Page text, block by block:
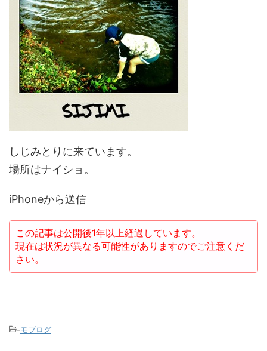
しじみとりに来ています。
場所はナイショ。
iPhoneから送信
この記事は公開後1年以上経過しています。
現在は状況が異なる可能性がありますのでご注意くだ
さい。
-モブログ